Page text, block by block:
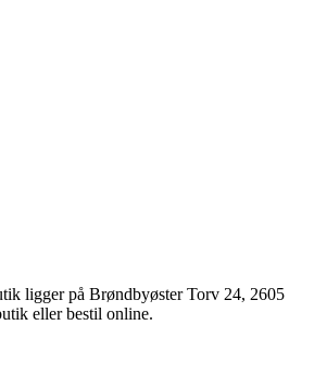
ligger på Brøndbyøster Torv 24, 2605
eller bestil online.